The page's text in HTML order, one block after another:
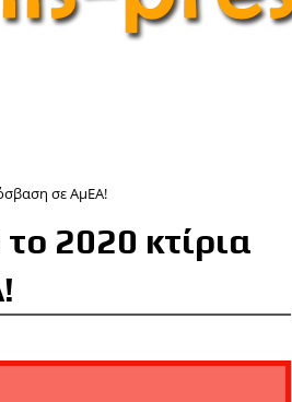
σε ΑμΕΑ!
2020 κτίρια